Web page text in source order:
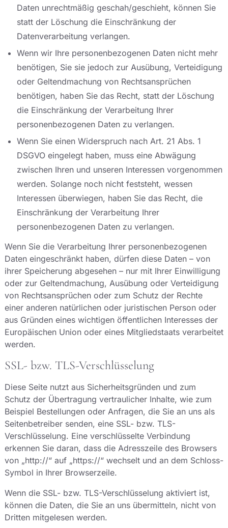
Daten unrechtmäßig geschah/geschieht, können Sie
statt der Löschung die Einschränkung der
Datenverarbeitung verlangen.
Wenn wir Ihre personenbezogenen Daten nicht mehr
benötigen, Sie sie jedoch zur Ausübung, Verteidigung
oder Geltendmachung von Rechtsansprüchen
benötigen, haben Sie das Recht, statt der Löschung
die Einschränkung der Verarbeitung Ihrer
personenbezogenen Daten zu verlangen.
Wenn Sie einen Widerspruch nach Art. 21 Abs. 1
DSGVO eingelegt haben, muss eine Abwägung
zwischen Ihren und unseren Interessen vorgenommen
werden. Solange noch nicht feststeht, wessen
Interessen überwiegen, haben Sie das Recht, die
Einschränkung der Verarbeitung Ihrer
personenbezogenen Daten zu verlangen.
Wenn Sie die Verarbeitung Ihrer personenbezogenen
Daten eingeschränkt haben, dürfen diese Daten – von
ihrer Speicherung abgesehen – nur mit Ihrer Einwilligung
oder zur Geltendmachung, Ausübung oder Verteidigung
von Rechtsansprüchen oder zum Schutz der Rechte
einer anderen natürlichen oder juristischen Person oder
aus Gründen eines wichtigen öffentlichen Interesses der
Europäischen Union oder eines Mitgliedstaats verarbeitet
werden.
SSL- bzw. TLS-Verschlüsselung
Diese Seite nutzt aus Sicherheitsgründen und zum
Schutz der Übertragung vertraulicher Inhalte, wie zum
Beispiel Bestellungen oder Anfragen, die Sie an uns als
Seitenbetreiber senden, eine SSL- bzw. TLS-
Verschlüsselung. Eine verschlüsselte Verbindung
erkennen Sie daran, dass die Adresszeile des Browsers
von „http://“ auf „https://“ wechselt und an dem Schloss-
Symbol in Ihrer Browserzeile.
Wenn die SSL- bzw. TLS-Verschlüsselung aktiviert ist,
können die Daten, die Sie an uns übermitteln, nicht von
Dritten mitgelesen werden.